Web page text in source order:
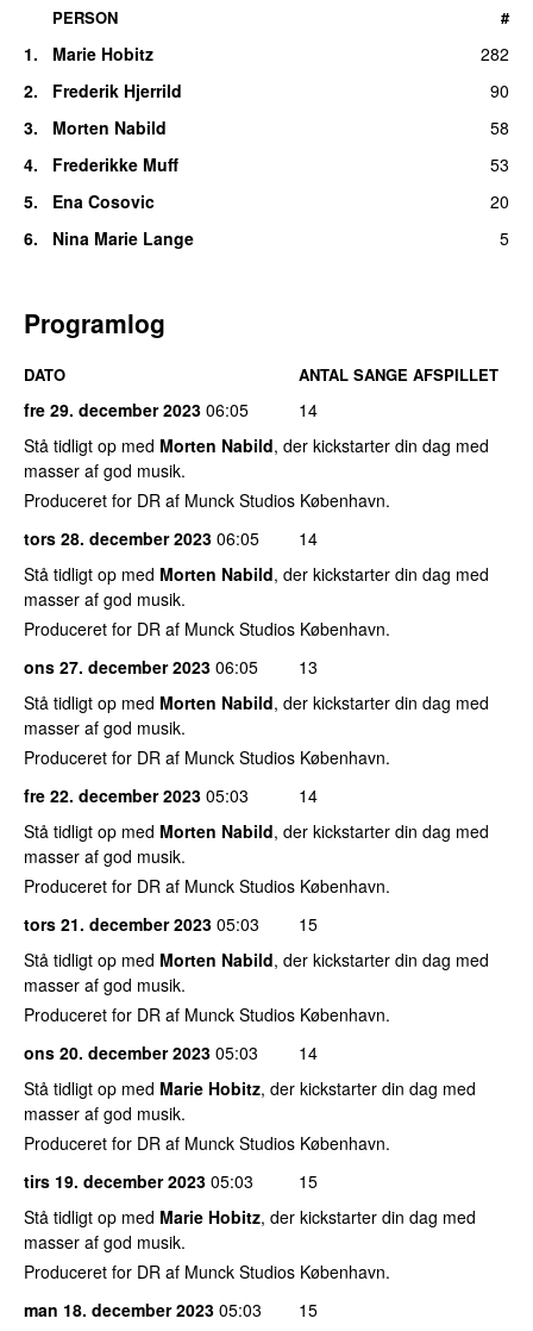
PERSON #
1. Marie Hobitz
282
2.
Frederik Hjerrild
90
3.
Morten Nabild
58
4.
Frederikke Muff
53
5.
Ena Cosovic
20
6.
Nina Marie Lange 5
Programlog
DATO ANTAL SANGE AFSPILLET
fre 29. december 2023 06:05
14
Stå tidligt op med Morten Nabild, der kickstarter din dag med
masser af god musik.
Produceret for DR af Munck Studios København.
tors 28. december 2023 06:05
14
Stå tidligt op med Morten Nabild, der kickstarter din dag med
masser af god musik.
Produceret for DR af Munck Studios København.
ons 27. december 2023 06:05
13
Stå tidligt op med Morten Nabild, der kickstarter din dag med
masser af god musik.
Produceret for DR af Munck Studios København.
fre 22. december 2023 05:03
14
Stå tidligt op med Morten Nabild, der kickstarter din dag med
masser af god musik.
Produceret for DR af Munck Studios København.
tors 21. december 2023 05:03
15
Stå tidligt op med Morten Nabild, der kickstarter din dag med
masser af god musik.
Produceret for DR af Munck Studios København.
ons 20. december 2023 05:03
14
Stå tidligt op med Marie Hobitz, der kickstarter din dag med
masser af god musik.
Produceret for DR af Munck Studios København.
tirs 19. december 2023 05:03
15
Stå tidligt op med Marie Hobitz, der kickstarter din dag med
masser af god musik.
Produceret for DR af Munck Studios København.
man 18. december 2023 05:03
15